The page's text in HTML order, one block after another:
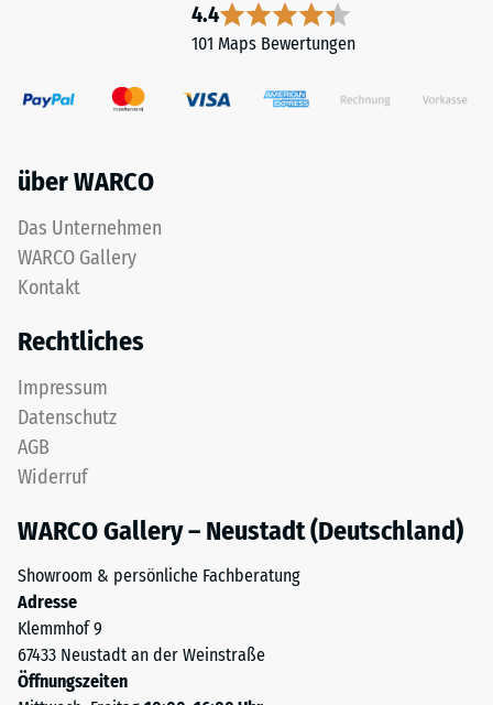
4.4
101 Maps Bewertungen
über WARCO
Das Unternehmen
WARCO Gallery
Kontakt
Rechtliches
Impressum
Datenschutz
AGB
Widerruf
WARCO Gallery – Neustadt (Deutschland)
Showroom & persönliche Fachberatung
Adresse
Klemmhof 9
67433 Neustadt an der Weinstraße
Öffnungszeiten